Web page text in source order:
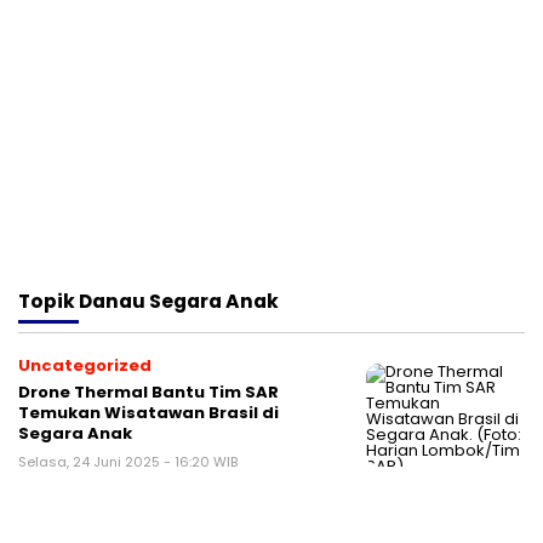
TopikDanau Segara Anak
Uncategorized
Drone Thermal Bantu Tim SAR
Temukan Wisatawan Brasil di
Segara Anak
Selasa, 24 Juni 2025 - 16:20 WIB